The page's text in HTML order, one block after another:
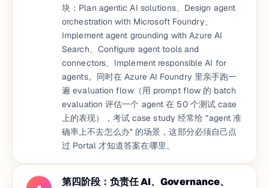
块：Plan agentic AI solutions、Design agent
orchestration with Microsoft Foundry、
Implement agent grounding with Azure AI
Search、Configure agent tools and
connectors、Implement responsible AI for
agents。同时在 Azure AI Foundry 里亲手跑一
遍 evaluation flow（用 prompt flow 的 batch
evaluation 评估一个 agent 在 50 个测试 case
上的表现），考试 case study 经常给 "agent 准
确率上不去怎么办" 的场景，这部分必须自己点
过 Portal 才知道答案在哪里。
第四阶段：负责任 AI、Governance、